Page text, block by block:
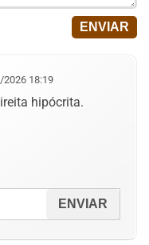
2026 18:19
hipócrita.